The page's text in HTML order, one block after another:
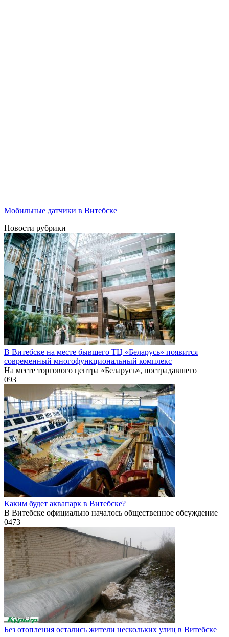
Мобильные датчики в Витебске
Новости рубрики
В Витебске на месте бывшего ТЦ «Беларусь» появится
современный многофункциональный комплекс
На месте торгового центра «Беларусь», пострадавшего
093
Каким будет аквапарк в Витебске?
В Витебске официально началось общественное обсуждение
0473
Без отопления остались жители нескольких улиц в Витебске